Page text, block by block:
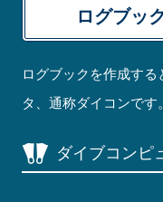
ログブッ
ログブックを作成す
タ、通称ダイコンです。
ダイブコンピ